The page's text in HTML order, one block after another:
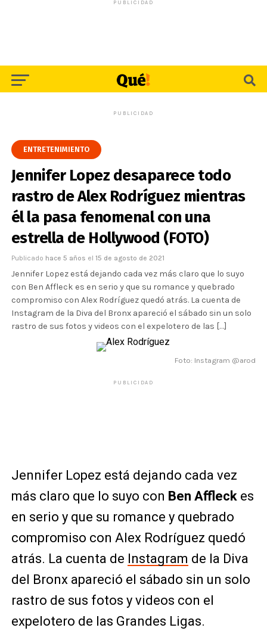
PUBLICIDAD
PUBLICIDAD
ENTRETENIMIENTO
Jennifer Lopez desaparece todo
rastro de Alex Rodríguez mientras
él la pasa fenomenal con una
estrella de Hollywood (FOTO)
Publicado hace 5 años el 15 de agosto de 2021
Jennifer Lopez está dejando cada vez más claro que lo suyo
con Ben Affleck es en serio y que su romance y quebrado
compromiso con Alex Rodríguez quedó atrás. La cuenta de
Instagram de la Diva del Bronx apareció el sábado sin un solo
rastro de sus fotos y videos con el expelotero de las […]
Foto: Instagram @arod
PUBLICIDAD
Jennifer Lopez está dejando cada vez
más claro que lo suyo con Ben Affleckes
en serio y que su romance y quebrado
compromiso con Alex Rodríguez quedó
atrás. La cuenta de Instagram de la Diva
del Bronx apareció el sábado sin un solo
rastro de sus fotos y videos con el
expelotero de las Grandes Ligas.